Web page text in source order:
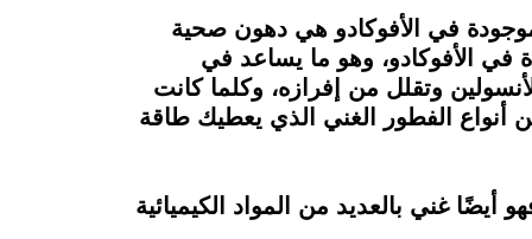
أن الدهون الموجودة في الأفوكادو هي دهون صحية
في الأفوكادو، وهو ما يساعد في
وتقلل من إفرازه، وكلما كانت
أنواع الفطور الغني الذي يعطيك طاقة
أيضًا غني بالعديد من المواد الكيميائية